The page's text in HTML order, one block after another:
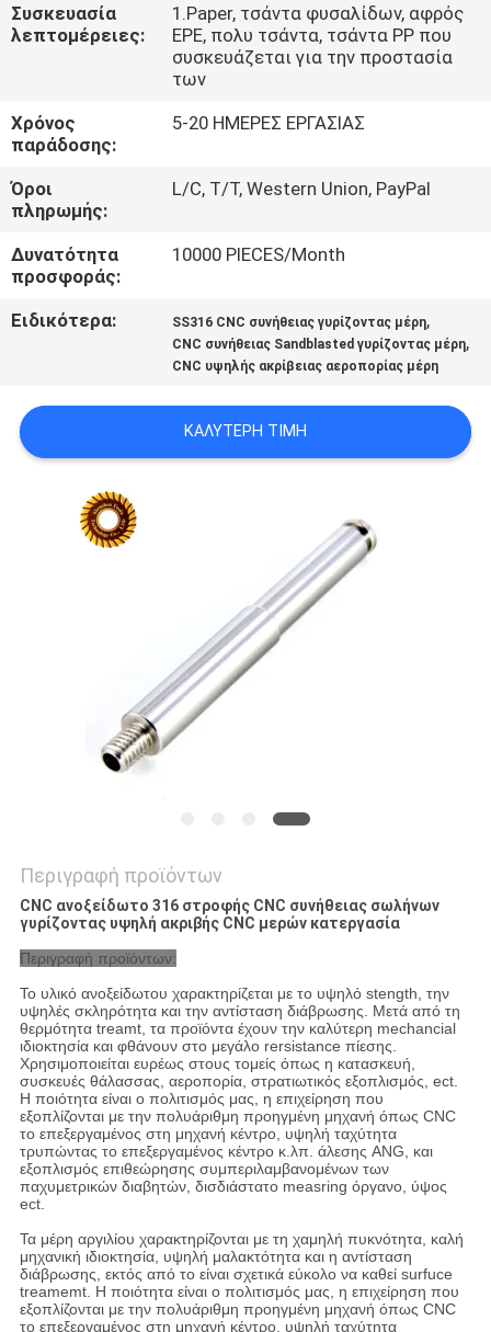
ΕΠΙΚΟΙΝΩΝΉΣΤΕ
ΜΑΖΊ
ΕΙΔΉΣΕΙΣ
ΜΙΑ
ΠΡΟΣΦΟΡΆ
ΙΣΤΟΣΕΛΊΔΑΣ
ΠΟΛΙΤΙΚΉ
ΑΠΟΡΡΉΤΟΥ
Συσκευασία
λεπτομέρειες:
1.Paper, τσάντα φυσαλίδων, αφρός
EPE, πολυ τσάντα, τσάντα PP που
συσκευάζεται για την προστασία
των
Χρόνος
παράδοσης:
5-20 ΗΜΕΡΕΣ ΕΡΓΑΣΙΑΣ
Όροι
πληρωμής:
L/C, T/T, Western Union, PayPal
Δυνατότητα
προσφοράς:
10000 PIECES/Month
Ειδικότερα: SS316 CNC συνήθειας γυρίζοντας μέρη,
CNC συνήθειας Sandblasted γυρίζοντας μέρη,
CNC υψηλής ακρίβειας αεροπορίας μέρη
ΚΑΛΎΤΕΡΗ ΤΙΜΉ
Περιγραφή προϊόντων
CNC ανοξείδωτο 316 στροφής CNC συνήθειας σωλήνων
γυρίζοντας υψηλή ακριβής CNC μερών κατεργασία
Περιγραφή προϊόντων:
Το υλικό ανοξείδωτου χαρακτηρίζεται με το υψηλό stength, την
υψηλές σκληρότητα και την αντίσταση διάβρωσης. Μετά από τη
θερμότητα treamt, τα προϊόντα έχουν την καλύτερη mechancial
ιδιοκτησία και φθάνουν στο μεγάλο rersistance πίεσης.
Χρησιμοποιείται ευρέως στους τομείς όπως η κατασκευή,
συσκευές θάλασσας, αεροπορία, στρατιωτικός εξοπλισμός, ect.
Η ποιότητα είναι ο πολιτισμός μας, η επιχείρηση που
εξοπλίζονται με την πολυάριθμη προηγμένη μηχανή όπως CNC
το επεξεργαμένος στη μηχανή κέντρο, υψηλή ταχύτητα
τρυπώντας το επεξεργαμένος κέντρο κ.λπ. άλεσης ANG, και
εξοπλισμός επιθεώρησης συμπεριλαμβανομένων των
παχυμετρικών διαβητών, δισδιάστατο measring όργανο, ύψος
ect.
Τα μέρη αργιλίου χαρακτηρίζονται με τη χαμηλή πυκνότητα, καλή
μηχανική ιδιοκτησία, υψηλή μαλακτότητα και η αντίσταση
διάβρωσης, εκτός από το είναι σχετικά εύκολο να καθεί surfuce
treamemt. Η ποιότητα είναι ο πολιτισμός μας, η επιχείρηση που
εξοπλίζονται με την πολυάριθμη προηγμένη μηχανή όπως CNC
το επεξεργαμένος στη μηχανή κέντρο, υψηλή ταχύτητα